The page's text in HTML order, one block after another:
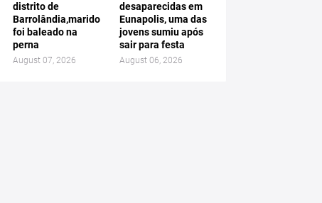
distrito de
Barrolândia,marido
foi baleado na
perna
August 07, 2026
desaparecidas em
Eunapolis, uma das
jovens sumiu após
sair para festa
August 06, 2026